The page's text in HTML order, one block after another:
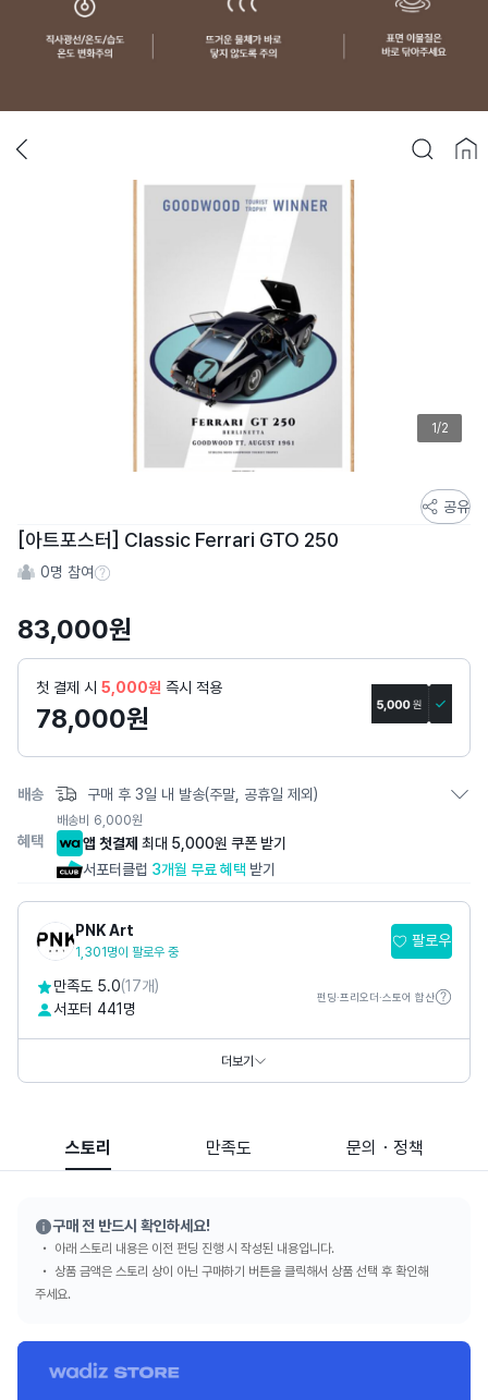
1/2
토
어
스
리
상
지
공유
[아트포스터] Classic Ferrari GTO 250
0명 참여참여 수 정보
83,000원
첫 결제 시 5,000원 즉시 적용
78,000원
배송 구매 후 3일 내 발송(주말, 공휴일 제외)
배송비 6,000원
혜택 앱 첫결제 최대 5,000원 쿠폰 받기
서포터클럽 3개월 무료 혜택 받기
PNK Art
1,301명이 팔로우 중
팔로우
만족도 5.0(17개)
서포터 441명
펀딩·프리오더·스토어 합산
더보기
스토리 만족도 문의・정책
구매 전 반드시 확인하세요!
아래 스토리 내용은 이전 펀딩 진행 시 작성된 내용입니다.
상품 금액은 스토리 상이 아닌 구매하기 버튼을 클릭해서 상품 선택 후 확인해
주세요.